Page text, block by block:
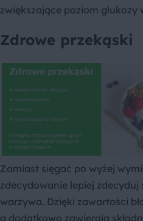
zwiększające poziom glukozy
Zdrowe przekąski
Zamiast sięgać po wyżej
zdecydowanie lepiej zdecyduj
warzywa. Dzięki zawartości
a dodatkowo zawierają